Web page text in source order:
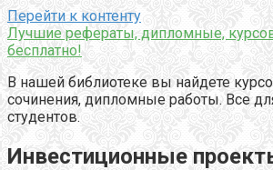
Перейти к контенту
Лучшие рефераты, дипломные,
бесплатно!
В нашей библиотеке вы найдете
сочинения, дипломные работы. Все
студентов.
Инвестиционные